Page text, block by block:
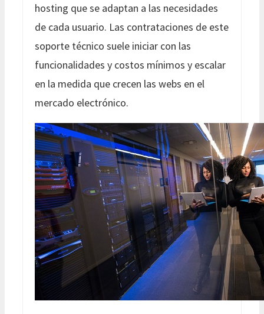
hosting que se adaptan a las necesidades
de cada usuario. Las contrataciones de este
soporte técnico suele iniciar con las
funcionalidades y costos mínimos y escalar
en la medida que crecen las webs en el
mercado electrónico.